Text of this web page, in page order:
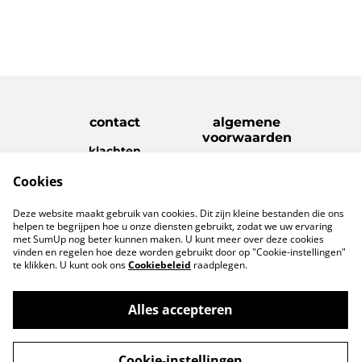
contact
klachten
algemene
voorwaarden
verzenden &
retouren
©2026www.geefietsleuks.com
Cookies
Deze website maakt gebruik van cookies. Dit zijn kleine bestanden die ons
helpen te begrijpen hoe u onze diensten gebruikt, zodat we uw ervaring
met SumUp nog beter kunnen maken. U kunt meer over deze cookies
vinden en regelen hoe deze worden gebruikt door op "Cookie-instellingen"
te klikken. U kunt ook onsCookiebeleid raadplegen.
Alles accepteren